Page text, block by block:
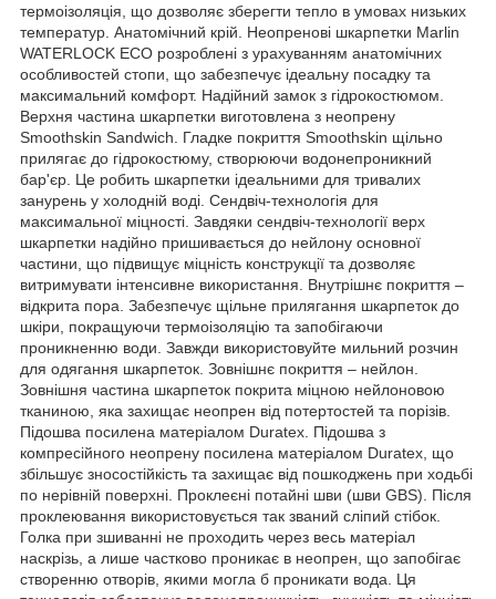
термоізоляція, що дозволяє зберегти тепло в умовах низьких
температур. Анатомічний крій. Неопренові шкарпетки Marlin
WATERLOCK ECO розроблені з урахуванням анатомічних
особливостей стопи, що забезпечує ідеальну посадку та
максимальний комфорт. Надійний замок з гідрокостюмом.
Верхня частина шкарпетки виготовлена з неопрену
Smoothskin Sandwich. Гладке покриття Smoothskin щільно
прилягає до гідрокостюму, створюючи водонепроникний
бар'єр. Це робить шкарпетки ідеальними для тривалих
занурень у холодній воді. Сендвіч-технологія для
максимальної міцності. Завдяки сендвіч-технології верх
шкарпетки надійно пришивається до нейлону основної
частини, що підвищує міцність конструкції та дозволяє
витримувати інтенсивне використання. Внутрішнє покриття –
відкрита пора. Забезпечує щільне прилягання шкарпеток до
шкіри, покращуючи термоізоляцію та запобігаючи
проникненню води. Завжди використовуйте мильний розчин
для одягання шкарпеток. Зовнішнє покриття – нейлон.
Зовнішня частина шкарпеток покрита міцною нейлоновою
тканиною, яка захищає неопрен від потертостей та порізів.
Підошва посилена матеріалом Duratex. Підошва з
компресійного неопрену посилена матеріалом Duratex, що
збільшує зносостійкість та захищає від пошкоджень при ходьбі
по нерівній поверхні. Проклеєні потайні шви (шви GBS). Після
проклеювання використовується так званий сліпий стібок.
Голка при зшиванні не проходить через весь матеріал
наскрізь, а лише частково проникає в неопрен, що запобігає
створенню отворів, якими могла б проникати вода. Ця